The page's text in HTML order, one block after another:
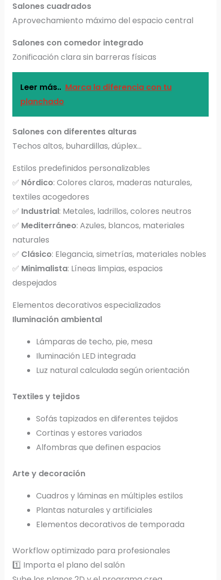
Salones cuadrados
Aprovechamiento máximo del espacio central
Salones con comedor integrado
Zonificación clara sin barreras físicas
Leer más.. Marca la diferencia con tu
planchado
Salones con diferentes alturas
Techos altos, buhardillas, dúplex…
Estilos predefinidos personalizables
✅ Nórdico: Colores claros, maderas naturales,
textiles acogedores
✅ Industrial: Metales, ladrillos, colores neutros
✅ Mediterráneo: Azules, blancos, materiales
naturales
✅ Clásico: Elegancia, simetrías, materiales nobles
✅ Minimalista: Líneas limpias, espacios
despejados
Elementos decorativos especializados
Iluminación ambiental
Lámparas de techo, pie, mesa
Iluminación LED integrada
Luz natural calculada según orientación
Textiles y tejidos
Sofás tapizados en diferentes tejidos
Cortinas y estores variados
Alfombras que definen espacios
Arte y decoración
Cuadros y láminas en múltiples estilos
Plantas naturales y artificiales
Elementos decorativos de temporada
Workflow optimizado para profesionales
1️⃣ Importa el plano del salón